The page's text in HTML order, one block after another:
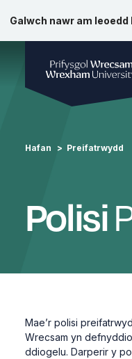
Galwch nawr am leoedd
Hafan Preifatrwydd
Polisi
Mae’r polisi
Wrecsam yn
ddiogelu. Darperir y